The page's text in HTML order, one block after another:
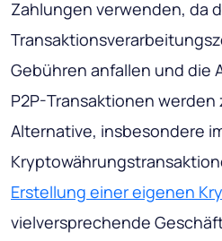
Zahlungen verwenden, da
Gebühren anfallen und die
P2P-Transaktionen
Alternative, insbesondere
Erstellung einer eigenen
vielversprechende